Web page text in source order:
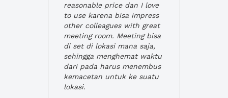
reasonable price dan I love
to use karena bisa impress
other colleagues with great
meeting room. Meeting bisa
di set di lokasi mana saja,
sehingga menghemat waktu
dari pada harus menembus
kemacetan untuk ke suatu
lokasi.